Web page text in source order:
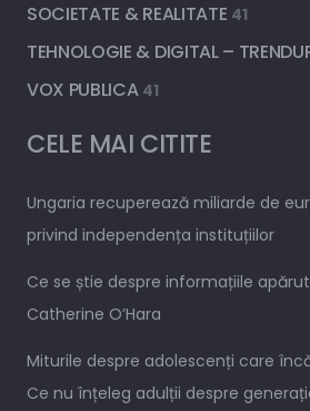
SOCIETATE & REALITATE 41
TEHNOLOGIE & DIGITAL –
VOX PUBLICA 41
CELE MAI CITITE
Ungaria recuperează miliarde de
privind independența instituțiilor
Ce se știe despre informațiile
Catherine O’Hara
Miturile despre adolescenți care
Ce nu înțeleg adulții despre